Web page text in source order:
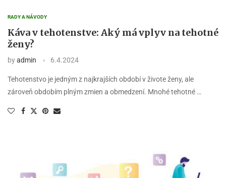
RADY A NÁVODY
Káva v tehotenstve: Aký má vplyv na tehotné
ženy?
byadmin 6.4.2024
Tehotenstvo je jedným z najkrajších období v živote ženy, ale
zároveň obdobím plným zmien a obmedzení. Mnohé tehotné …